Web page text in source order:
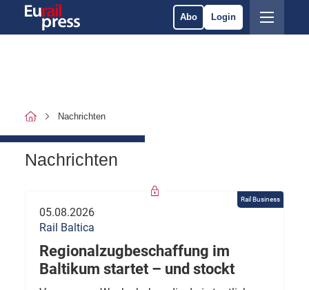
Abo Login
Nachrichten
Nachrichten
Rail Business
05.08.2026
Rail Baltica
Regionalzugbeschaffung im
Baltikum startet – und stockt